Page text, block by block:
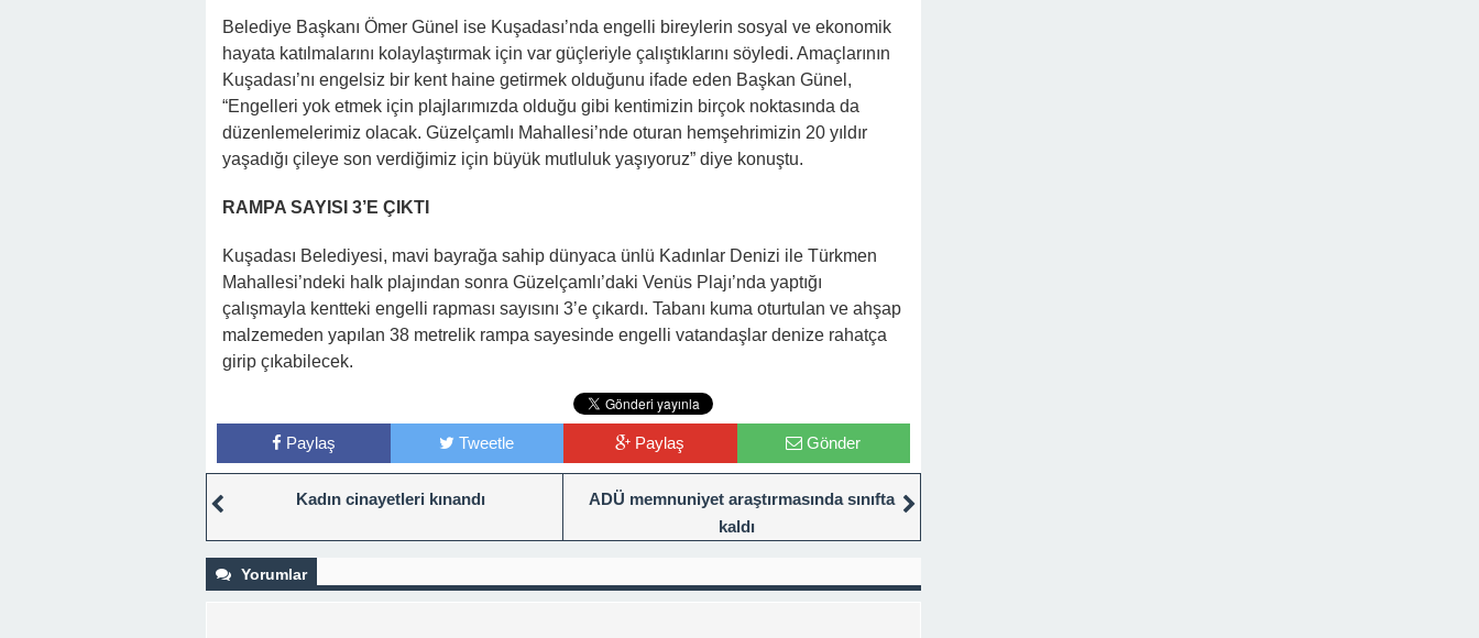
Belediye Başkanı Ömer Günel ise Kuşadası’nda engelli bireylerin sosyal ve ekonomik
hayata katılmalarını kolaylaştırmak için var güçleriyle çalıştıklarını söyledi. Amaçlarının
Kuşadası’nı engelsiz bir kent haine getirmek olduğunu ifade eden Başkan Günel,
“Engelleri yok etmek için plajlarımızda olduğu gibi kentimizin birçok noktasında da
düzenlemelerimiz olacak. Güzelçamlı Mahallesi’nde oturan hemşehrimizin 20 yıldır
yaşadığı çileye son verdiğimiz için büyük mutluluk yaşıyoruz” diye konuştu.
RAMPA SAYISI 3’E ÇIKTI
Kuşadası Belediyesi, mavi bayrağa sahip dünyaca ünlü Kadınlar Denizi ile Türkmen
Mahallesi’ndeki halk plajından sonra Güzelçamlı’daki Venüs Plajı’nda yaptığı
çalışmayla kentteki engelli rapması sayısını 3’e çıkardı. Tabanı kuma oturtulan ve ahşap
malzemeden yapılan 38 metrelik rampa sayesinde engelli vatandaşlar denize rahatça
girip çıkabilecek.
Paylaş Tweetle Paylaş Gönder
Kadın cinayetleri kınandı
ADÜ memnuniyet araştırmasında sınıfta
kaldı
Yorumlar